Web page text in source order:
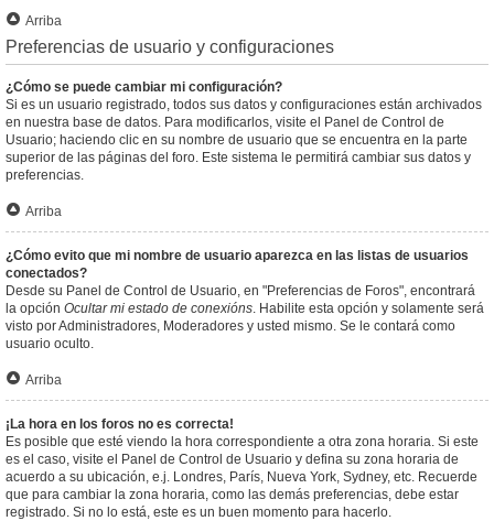
Arriba
Preferencias de usuario y configuraciones
¿Cómo se puede cambiar mi configuración?
Si es un usuario registrado, todos sus datos y configuraciones están archivados
en nuestra base de datos. Para modificarlos, visite el Panel de Control de
Usuario; haciendo clic en su nombre de usuario que se encuentra en la parte
superior de las páginas del foro. Este sistema le permitirá cambiar sus datos y
preferencias.
Arriba
¿Cómo evito que mi nombre de usuario aparezca en las listas de usuarios
conectados?
Desde su Panel de Control de Usuario, en "Preferencias de Foros", encontrará
la opción Ocultar mi estado de conexións. Habilite esta opción y solamente será
visto por Administradores, Moderadores y usted mismo. Se le contará como
usuario oculto.
Arriba
¡La hora en los foros no es correcta!
Es posible que esté viendo la hora correspondiente a otra zona horaria. Si este
es el caso, visite el Panel de Control de Usuario y defina su zona horaria de
acuerdo a su ubicación, e.j. Londres, París, Nueva York, Sydney, etc. Recuerde
que para cambiar la zona horaria, como las demás preferencias, debe estar
registrado. Si no lo está, este es un buen momento para hacerlo.